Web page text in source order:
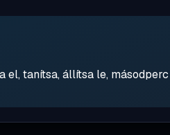
tanítsa, állítsa le,